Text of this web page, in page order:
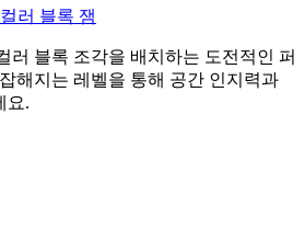
컬러 블록 잼
러 블록 조각을 배치하는 도전적인 퍼
해지는 레벨을 통해 공간 인지력과
요.